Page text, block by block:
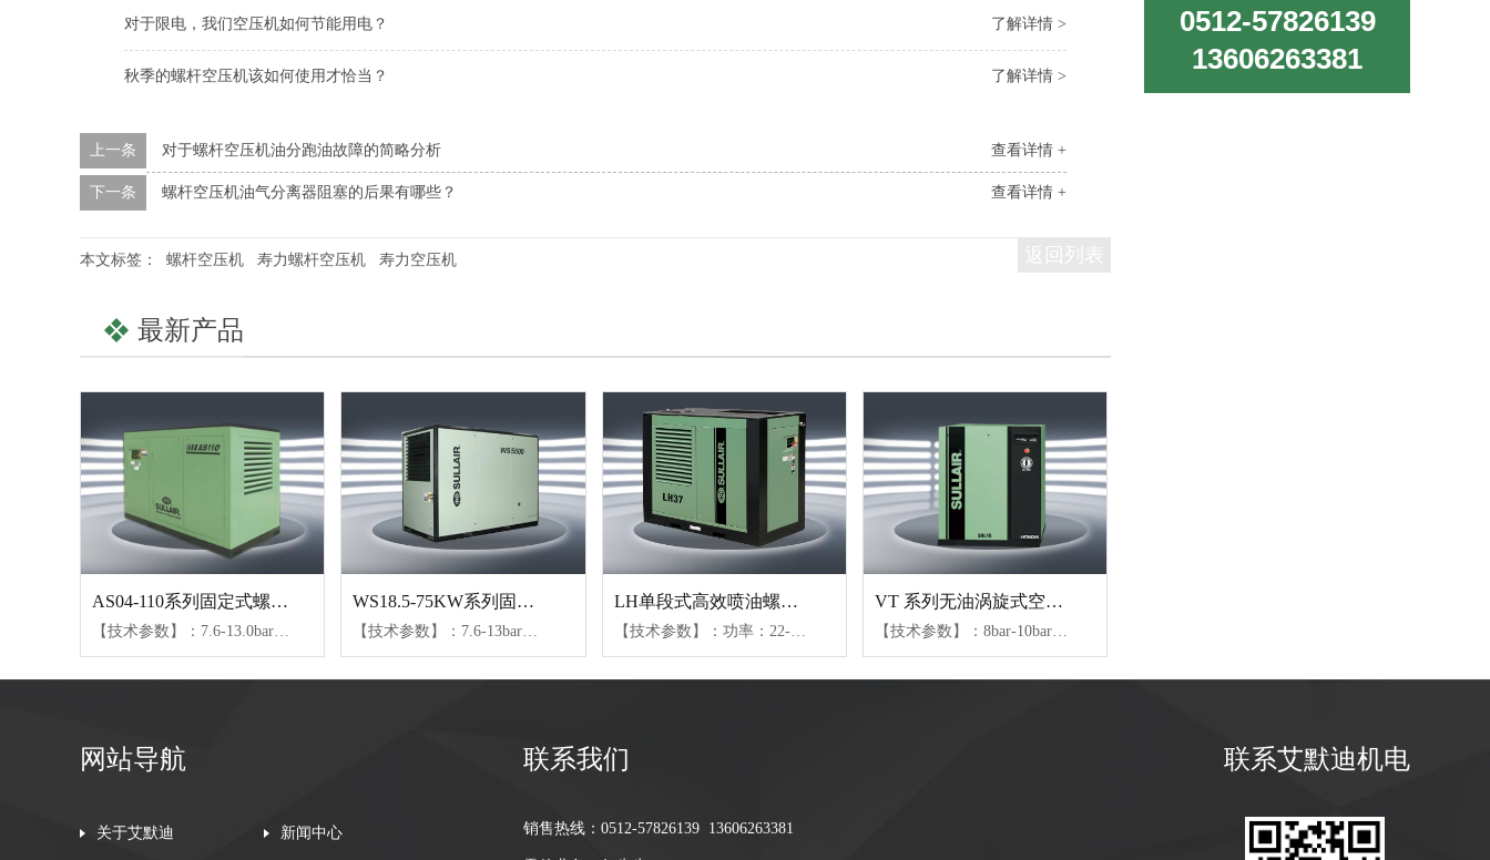
了解详情 >
对于限电，我们空压机如何节能用电？
了解详情 >
秋季的螺杆空压机该如何使用才恰当？
查看详情 +
上一条 对于螺杆空压机油分跑油故障的简略分析
查看详情 +
下一条 螺杆空压机油气分离器阻塞的后果有哪些？
本文标签： 螺杆空压机 寿力螺杆空压机 寿力空压机
最新产品
AS04-110系列固定式螺杆空压机
【技术参数】：7.6-13.0bar、0.4-20.1m³/min【可选配置】：SULL润滑油、24KT润滑油
WS18.5-75KW系列固定式螺杆空压机
【技术参数】：7.6-13bar、0.4-2.28m³/min(04-15)、2.2-6.8m³/min(18-37)、5.65-14.7m³/min(45-75)【可选配置】：风冷或水冷（水冷仅限45kW以上机组）、不同防护等级电机、变容控制或变频控制
LH单段式高效喷油螺杆机
【技术参数】：功率：22-160KW、压力范围：7.6bar-12bar、气量范围：2.1-32.5m³/min
VT 系列无油涡旋式空压机
【技术参数】：8bar-10bar、1.5-33KW、0.16-3.78m³/min
0512-57826139
13606263381
网站导航
关于艾默迪 新闻中心
联系我们
销售热线：0512-57826139 13606263381
联系艾默迪机电